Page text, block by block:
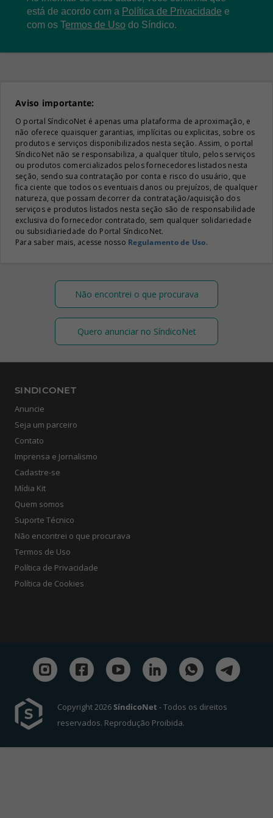
está de acordo com a Política de Privacidade e
com os Termos de Uso do Síndico.
Aviso importante:
O portal SíndicoNet é apenas uma plataforma de aproximação, e
não oferece quaisquer garantias, implícitas ou explicitas, sobre os
produtos e serviços disponibilizados nesta seção. Assim, o portal
SíndicoNet não se responsabiliza, a qualquer título, pelos serviços
ou produtos comercializados pelos fornecedores listados nesta
seção, sendo sua contratação por conta e risco do usuário, que
fica ciente que todos os eventuais danos ou prejuízos, de qualquer
natureza, que possam decorrer da contratação/aquisição dos
serviços e produtos listados nesta seção são de responsabilidade
exclusiva do fornecedor contratado, sem qualquer solidariedade
ou subsidiariedade do Portal SíndicoNet.
Para saber mais, acesse nosso Regulamento de Uso.
Não encontrei o que procurava
Quero anunciar no SíndicoNet
SINDICONET
Anuncie
Seja um parceiro
Contato
Imprensa e Jornalismo
Cadastre-se
Mídia Kit
Quem somos
Suporte Técnico
Não encontrei o que procurava
Termos de Uso
Política de Privacidade
Política de Cookies
Copyright 2026SíndicoNet - Todos os direitos
reservados. Reprodução Proibida.